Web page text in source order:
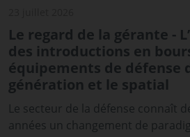
Le regard de la gérante -
des introductions en
équipements de défense
génération et le spatial
Le secteur de la défense connaît
années un changement de